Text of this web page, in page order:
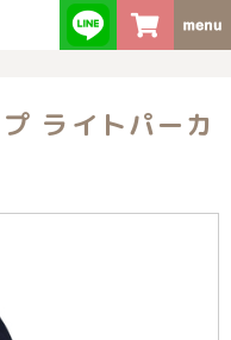
ライトパーカ